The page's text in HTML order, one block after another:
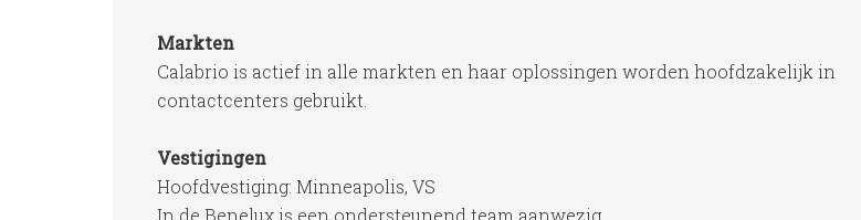
Markten
Calabrio is actief in alle markten en haar oplossingen worden hoofdzakelijk in
contactcenters gebruikt.
Vestigingen
Hoofdvestiging: Minneapolis, VS
In de Benelux is een ondersteunend team aanwezig